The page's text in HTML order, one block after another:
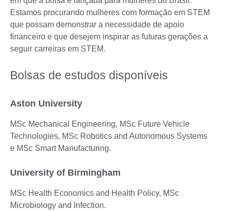
Estamos procurando mulheres com formação em STEM
que possam demonstrar a necessidade de apoio
financeiro e que desejem inspirar as futuras gerações a
seguir carreiras em STEM.
Bolsas de estudos disponíveis
Aston University
MSc Mechanical Engineering, MSc Future Vehicle
Technologies, MSc Robotics and Autonomous Systems
e MSc Smart Manufacturing.
University of Birmingham
MSc Health Economics and Health Policy, MSc
Microbiology and Infection.